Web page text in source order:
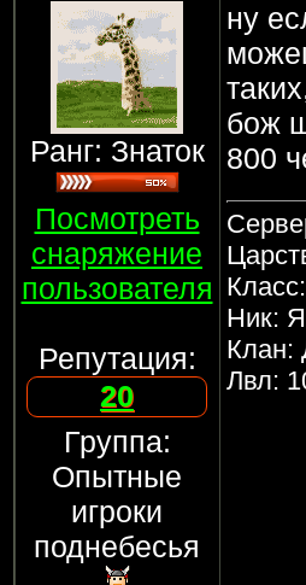
Ранг: Знаток
Посмотреть
снаряжение
пользователя
Репутация:
20
Группа:
Опытные
игроки
поднебесья
ну
бож
800
Ник:
Лвл: